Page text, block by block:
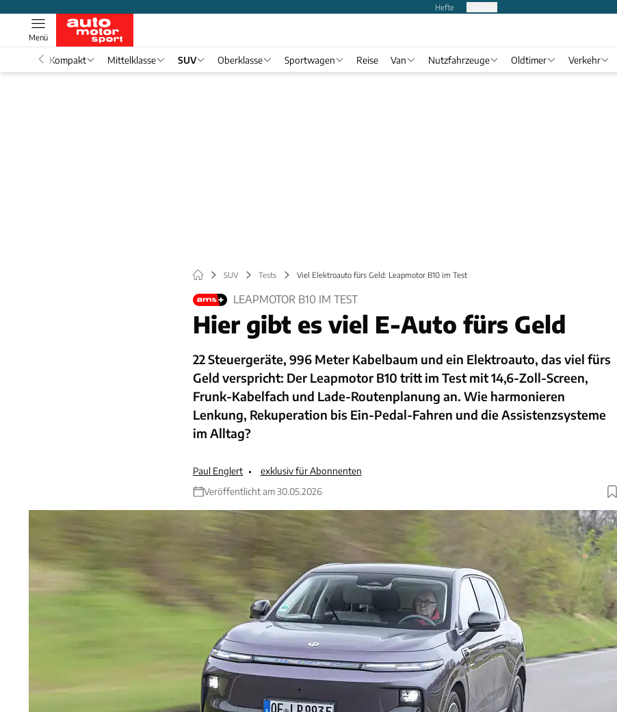
Hefte
Menü
Kompakt Mittelklasse SUV Oberklasse Sportwagen Reise Van Nutzfahrzeuge Oldtimer Verkehr
SUV Tests Viel Elektroauto fürs Geld: Leapmotor B10 im Test
LEAPMOTOR B10 IM TEST
Hier gibt es viel E-Auto fürs Geld
22 Steuergeräte, 996 Meter Kabelbaum und ein Elektroauto, das viel fürs
Geld verspricht: Der Leapmotor B10 tritt im Test mit 14,6-Zoll-Screen,
Frunk-Kabelfach und Lade-Routenplanung an. Wie harmonieren
Lenkung, Rekuperation bis Ein-Pedal-Fahren und die Assistenzsysteme
im Alltag?
Paul Englert
exklusiv für Abonnenten
Veröffentlicht am 30.05.2026